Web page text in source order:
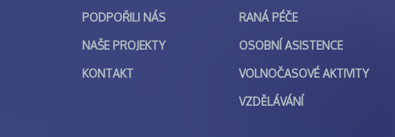
PODPOŘILI NÁS
NAŠE PROJEKTY
KONTAKT
RANÁ PÉČE
OSOBNÍ ASISTENCE
VOLNOČASOVÉ AKTIVITY
VZDĚLÁVÁNÍ